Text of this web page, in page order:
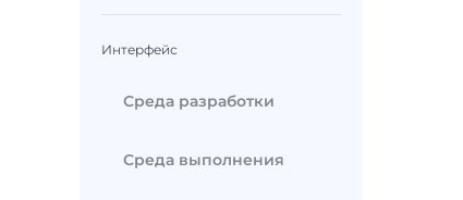
Интерфейс
Среда разработки
Среда выполнения